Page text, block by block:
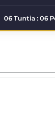
06Tuntia :06